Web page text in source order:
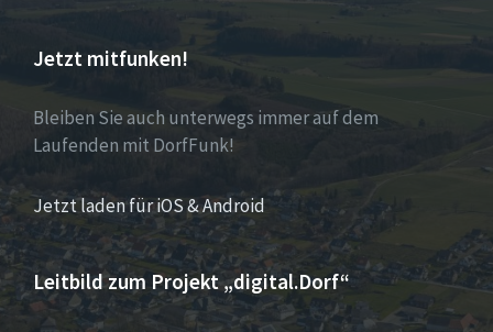
Jetzt mitfunken!
Bleiben Sie auch unterwegs immer auf dem
Laufenden mit DorfFunk!
Jetzt laden für iOS & Android
Leitbild zum Projekt „digital.Dorf“